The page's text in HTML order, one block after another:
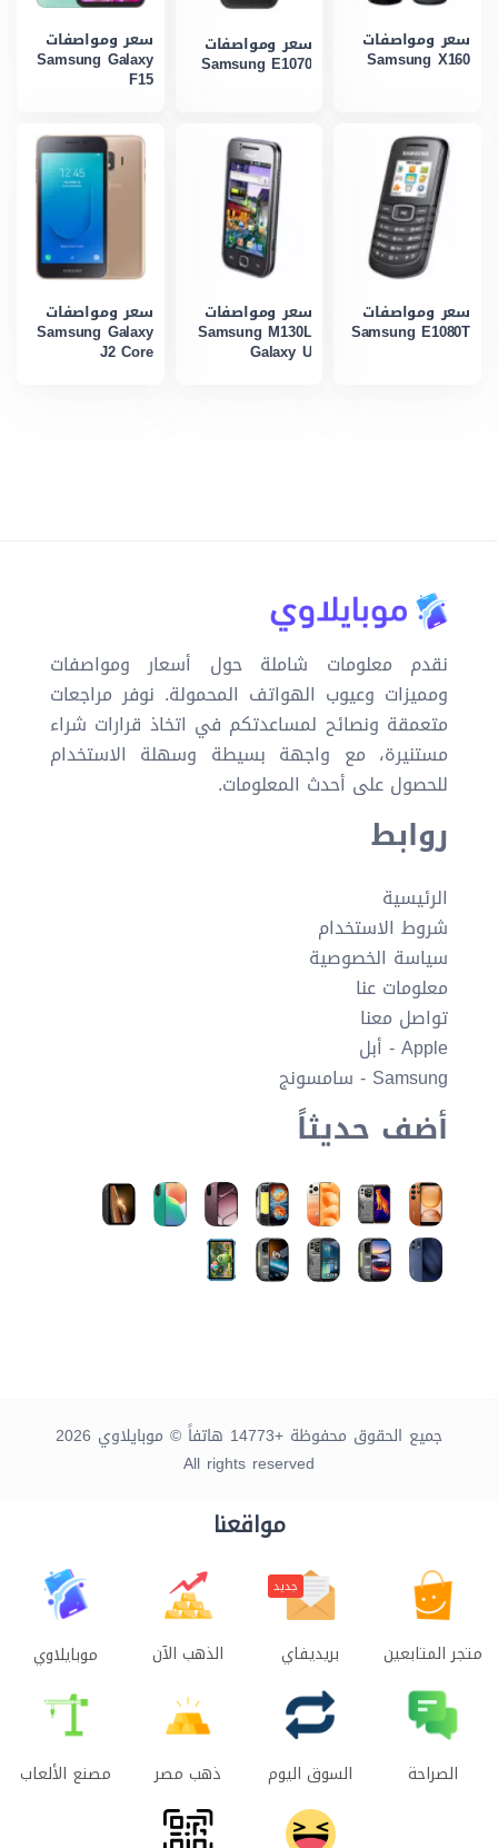
سعر ومواصفات
Samsung X160
سعر ومواصفات
Samsung E1070
سعر ومواصفات
Samsung Galaxy
F15
سعر ومواصفات
Samsung E1080T
سعر ومواصفات
Samsung M130L
Galaxy U
سعر ومواصفات
Samsung Galaxy
J2 Core
نقدم معلومات شاملة حول أسعار ومواصفات
ومميزات وعيوب الهواتف المحمولة. نوفر مراجعات
متعمقة ونصائح لمساعدتكم في اتخاذ قرارات شراء
مستنيرة، مع واجهة بسيطة وسهلة الاستخدام
للحصول على أحدث المعلومات.
روابط
الرئيسية
شروط الاستخدام
سياسة الخصوصية
معلومات عنا
تواصل معنا
Apple - أبل
Samsung - سامسونج
أضف حديثاً
جميع الحقوق محفوظة +14773 هاتفاً © موبايلاوي 2026
All rights reserved